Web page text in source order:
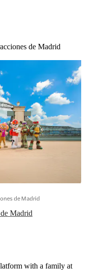
de Madrid
Madrid
de Madrid
with a family at